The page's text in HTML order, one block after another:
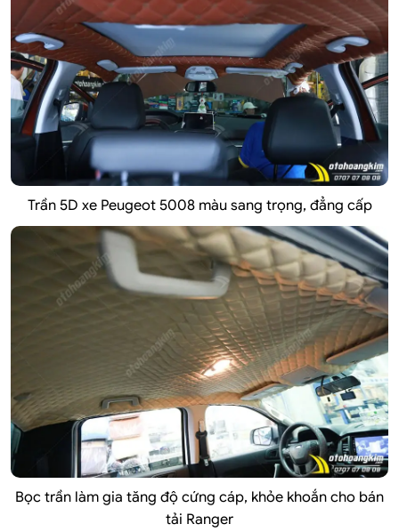
Trần 5D xe Peugeot 5008 màu sang trọng, đẳng cấp
Bọc trần làm gia tăng độ cứng cáp, khỏe khoắn cho bán
tải Ranger